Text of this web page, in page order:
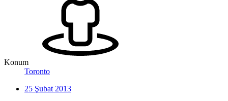
Konum
Toronto
25 Şubat 2013